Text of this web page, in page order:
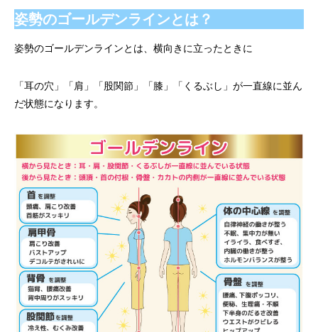
姿勢のゴールデンラインとは？
姿勢のゴールデンラインとは、横向きに立ったときに
「耳の穴」「肩」「股関節」「膝」「くるぶし」が一直線に並ん
だ状態になります。